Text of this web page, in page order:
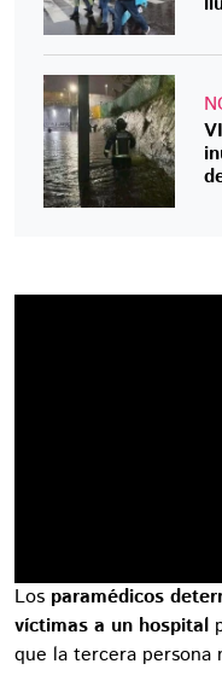
Los paramédicos
víctimas a un hospital
que la tercera persona